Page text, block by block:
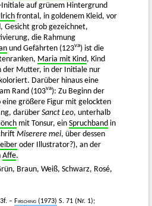
Initiale auf grünem Hintergrund
frontal, in goldenem Kleid, vor
Gesicht grob gezeichnet,
die Rahmung
und Gefährten (123va) ist die
Maria mit Kind, Kind
der Mutter, in der Initiale nur
Darüber hinaus eine
Rand (103va): Zu Beginn der
eine größere Figur mit gelockten
darüber Sanct Leo, unterhalb
mit Tonsur, ein Spruchband in
Miserere mei, über dessen
oder Illustrator?), an der
Affe.
Braun, Weiß, Schwarz, Rosé,
– Firsching (1973) S. 71 (Nr. 1);